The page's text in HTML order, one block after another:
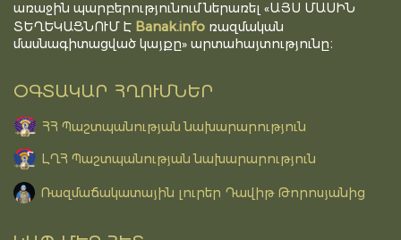
առաջին պարբերությունում ներառել «ԱՅՍ ՄԱՍԻՆ
ՏԵՂԵԿԱՑՆՈՒՄ Է Banak.info ռազմական
մասնագիտացված կայքը» արտահայտությունը։
ՕԳՏԱԿԱՐ ՀՂՈՒՄՆԵՐ
ՀՀ Պաշտպանության նախարարություն
ԼՂՀ Պաշտպանության նախարարություն
Ռազմաճակատային լուրեր Դավիթ Թորոսյանից